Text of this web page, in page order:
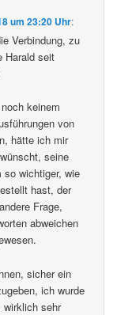
um 23:20 Uhr:
Verbindung, zu
Harald seit
keinem
von
hätte ich mir
seine
so wichtiger, wie
hast, der
Frage,
abweichen
sicher ein
ich wurde
sehr